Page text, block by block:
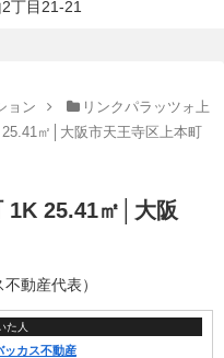
ョン
リンクパラッツォ上
㎡│大阪市天王寺区上本町
1K 25.41㎡│大阪
動産代表）
た人
ッカス不動産